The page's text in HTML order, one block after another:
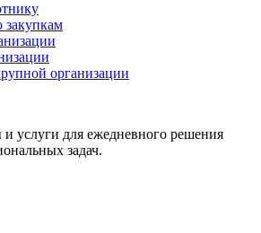
закупкам
организации
услуги для ежедневного решения
задач.